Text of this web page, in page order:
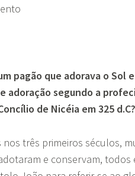
pagão que adorava o Sol
adoração segundo a
de Nicéia em 325
nos três primeiros séculos,
e conservam, todos